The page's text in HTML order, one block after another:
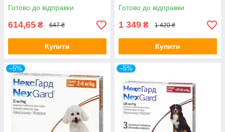
Готово до відправки
614,65 ₴ 647 ₴
Купити
Готово до відправки
1 349 ₴ 1 420 ₴
Купити
–5% –5%